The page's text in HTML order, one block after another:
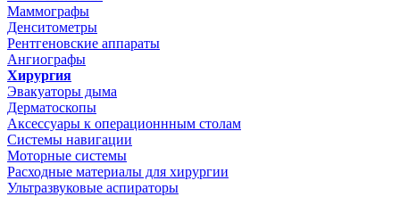
Маммографы
Денситометры
Рентгеновские аппараты
Ангиографы
Хирургия
Эвакуаторы дыма
Дерматоскопы
Аксессуары к операционнным столам
Системы навигации
Моторные системы
Расходные материалы для хирургии
Ультразвуковые аспираторы